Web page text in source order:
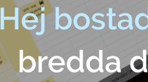
Hej
bredda